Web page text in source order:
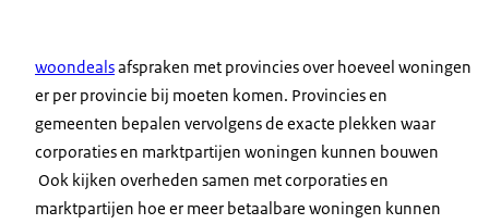
woondealsafspraken met provincies over hoeveel woningen
er per provincie bij moeten komen. Provincies en
gemeenten bepalen vervolgens de exacte plekken waar
corporaties en marktpartijen woningen kunnen bouwen
Ook kijken overheden samen met corporaties en
marktpartijen hoe er meer betaalbare woningen kunnen